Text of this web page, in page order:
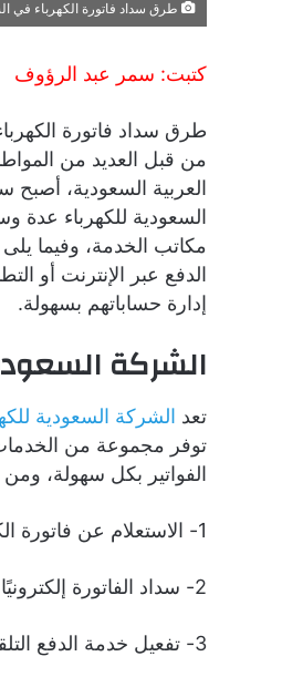
طرق سداد فاتورة الكهرباء في
كتبت: سمر عبد الرؤوف
طرق سداد فاتورة
من قبل العديد من
العربية السعودية،
السعودية للكهرباء عدة
مكاتب الخدمة، وفيما
الدفع عبر الإنترنت أو
إدارة حساباتهم بسهولة.
الشركة
تعد الشركة السعودية
توفر مجموعة من الخدمات
الفواتير بكل سهولة،
1- الاستعلام عن فاتورة الكهرباء
2- سداد الفاتورة إلكترونيًا
3- تفعيل خدمة الدفع التلقائي